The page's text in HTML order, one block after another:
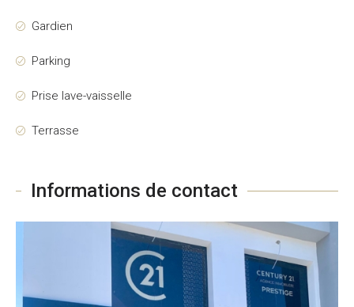
Gardien
Parking
Prise lave-vaisselle
Terrasse
Informations de contact